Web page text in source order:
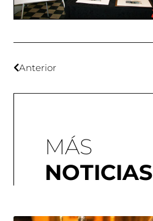
Anterior
MÁS
NOTICIAS